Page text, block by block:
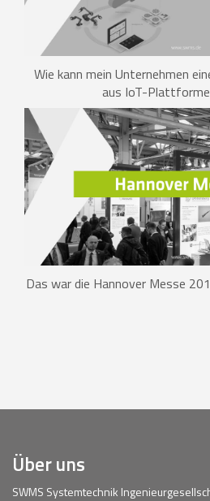
Wie kann mein Unternehmen
aus IoT-
Das war die Hannover Messe
Über uns
SWMS Systemtechnik